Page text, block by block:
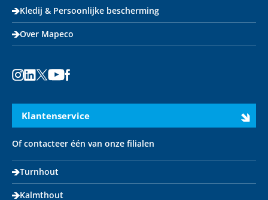
Kledij & Persoonlijke bescherming
Over Mapeco
Klantenservice
Of contacteer één van onze filialen
Turnhout
Kalmthout